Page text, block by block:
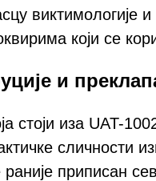
виктимологије
који се
и
стоји иза UAT-
сличности
приписан